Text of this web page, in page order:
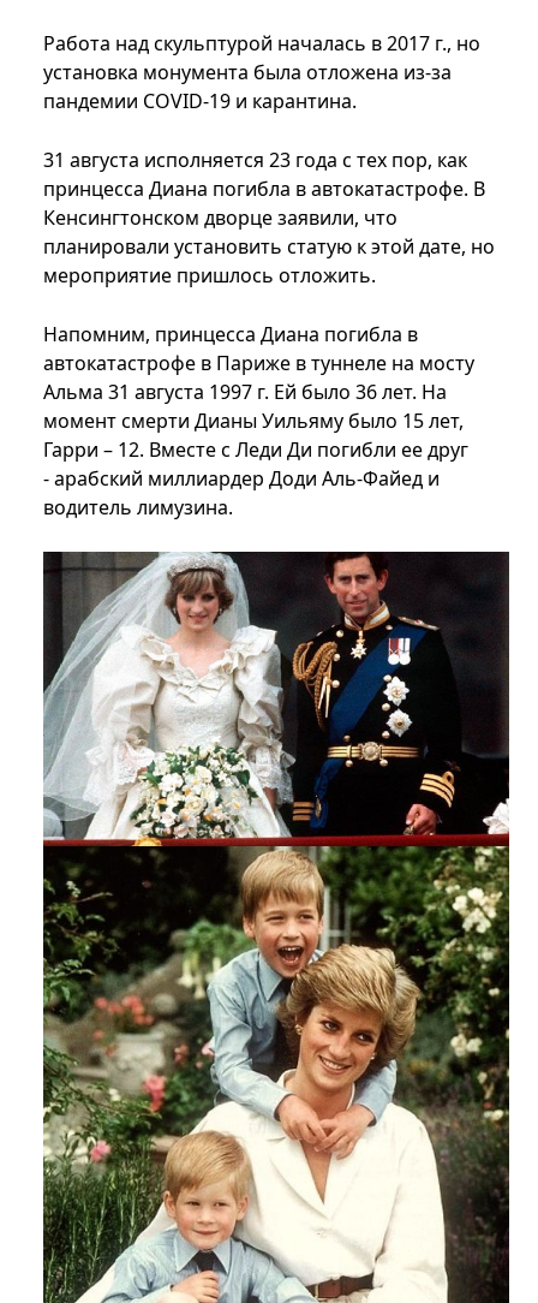
Работа над скульптурой началась в 2017 г., но
установка монумента была отложена из-за
пандемии COVID-19 и карантина.
31 августа исполняется 23 года с тех пор, как
принцесса Диана погибла в автокатастрофе. В
Кенсингтонском дворце заявили, что
планировали установить статую к этой дате, но
мероприятие пришлось отложить.
Напомним, принцесса Диана погибла в
автокатастрофе в Париже в туннеле на мосту
Альма 31 августа 1997 г. Ей было 36 лет. На
момент смерти Дианы Уильяму было 15 лет,
Гарри – 12. Вместе с Леди Ди погибли ее друг
- арабский миллиардер Доди Аль-Файед и
водитель лимузина.